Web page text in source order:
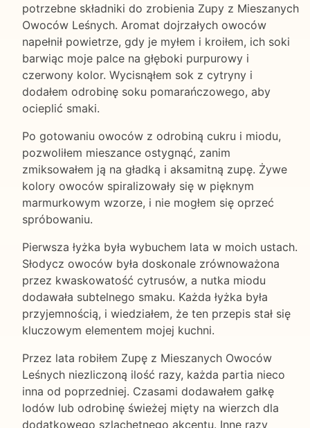
potrzebne składniki do zrobienia Zupy z Mieszanych
Owoców Leśnych. Aromat dojrzałych owoców
napełnił powietrze, gdy je myłem i kroiłem, ich soki
barwiąc moje palce na głęboki purpurowy i
czerwony kolor. Wycisnąłem sok z cytryny i
dodałem odrobinę soku pomarańczowego, aby
ocieplić smaki.
Po gotowaniu owoców z odrobiną cukru i miodu,
pozwoliłem mieszance ostygnąć, zanim
zmiksowałem ją na gładką i aksamitną zupę. Żywe
kolory owoców spiralizowały się w pięknym
marmurkowym wzorze, i nie mogłem się oprzeć
spróbowaniu.
Pierwsza łyżka była wybuchem lata w moich ustach.
Słodycz owoców była doskonale zrównoważona
przez kwaskowatość cytrusów, a nutka miodu
dodawała subtelnego smaku. Każda łyżka była
przyjemnością, i wiedziałem, że ten przepis stał się
kluczowym elementem mojej kuchni.
Przez lata robiłem Zupę z Mieszanych Owoców
Leśnych niezliczoną ilość razy, każda partia nieco
inna od poprzedniej. Czasami dodawałem gałkę
lodów lub odrobinę świeżej mięty na wierzch dla
dodatkowego szlachetnego akcentu. Inne razy